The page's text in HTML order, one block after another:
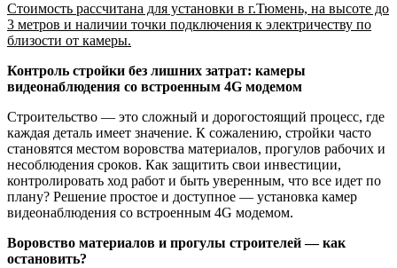
Стоимость рассчитана для установки в г.Тюмень, на высоте до
3 метров и наличии точки подключения к электричеству по
близости от камеры.
Контроль стройки без лишних затрат: камеры
видеонаблюдения со встроенным 4G модемом
Строительство — это сложный и дорогостоящий процесс, где
каждая деталь имеет значение. К сожалению, стройки часто
становятся местом воровства материалов, прогулов рабочих и
несоблюдения сроков. Как защитить свои инвестиции,
контролировать ход работ и быть уверенным, что все идет по
плану? Решение простое и доступное — установка камер
видеонаблюдения со встроенным 4G модемом.
Воровство материалов и прогулы строителей — как
остановить?